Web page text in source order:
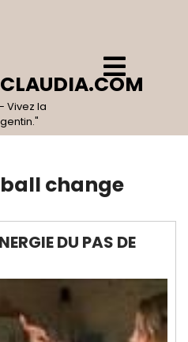
Vivez la
Open
Menu
change
DU PAS DE